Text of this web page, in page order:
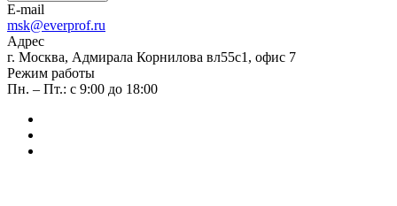
E-mail
msk@everprof.ru
Адрес
г. Москва, Адмирала Корнилова вл55с1, офис 7
Режим работы
Пн. – Пт.: с 9:00 до 18:00